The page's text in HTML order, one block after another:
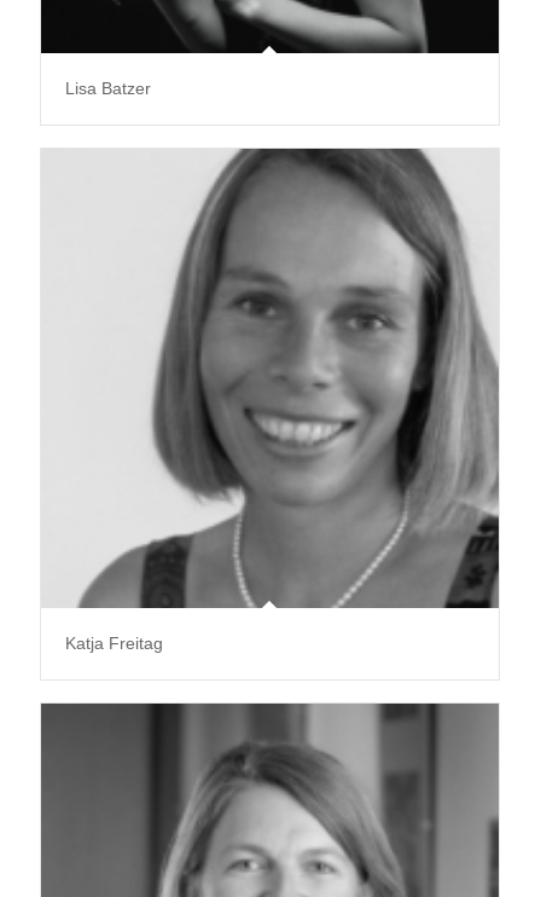
Lisa Batzer
Katja Freitag